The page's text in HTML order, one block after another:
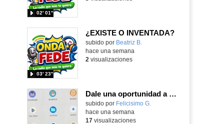
02′ 01″
¿EXISTE O INVENTADA?
Contenido educativo.
subido por Beatriz B.
03′ 23″
hace una semana
2 visualizaciones
Dale una oportunidad a los Chromebooks y utiliza un proyector para realizar talleres si no tienes pantallas táctiles
Contenido educativo.
subido por Felicisimo G.
hace una semana
17visualizaciones